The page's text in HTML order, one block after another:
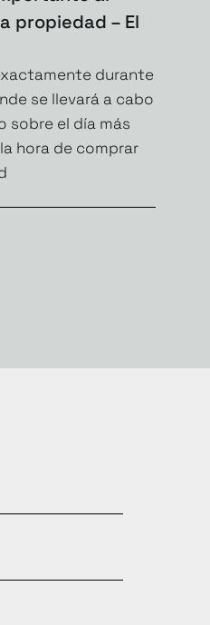
propiedad – El
durante
se llevará a cabo
sobre el día más
hora de comprar